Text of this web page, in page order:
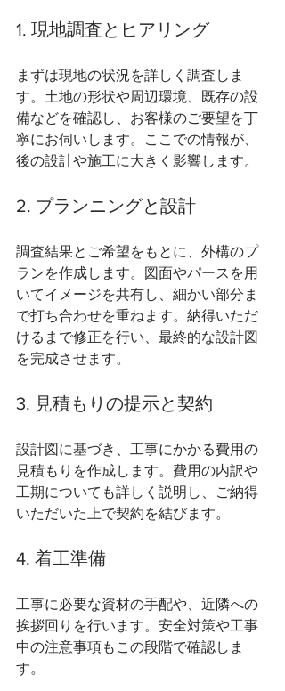
1. 現地調査とヒアリング
まずは現地の状況を詳しく調査しま
す。土地の形状や周辺環境、既存の設
備などを確認し、お客様のご要望を丁
寧にお伺いします。ここでの情報が、
後の設計や施工に大きく影響します。
2. プランニングと設計
調査結果とご希望をもとに、外構のプ
ランを作成します。図面やパースを用
いてイメージを共有し、細かい部分ま
で打ち合わせを重ねます。納得いただ
けるまで修正を行い、最終的な設計図
を完成させます。
3. 見積もりの提示と契約
設計図に基づき、工事にかかる費用の
見積もりを作成します。費用の内訳や
工期についても詳しく説明し、ご納得
いただいた上で契約を結びます。
4. 着工準備
工事に必要な資材の手配や、近隣への
挨拶回りを行います。安全対策や工事
中の注意事項もこの段階で確認しま
す。